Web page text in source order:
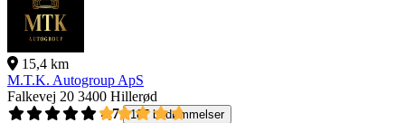
15,4 km
M.T.K. Autogroup ApS
Falkevej 20 3400 Hillerød
4,7
187 bedømmelser